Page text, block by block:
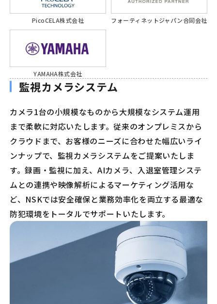
PicoCELA株式会社 フォーティネットジャパン合同会社
YAMAHA株式会社
監視カメラシステム
カメラ1台の小規模なものから大規模なシステム運用
まで柔軟に対応いたします。従来のオンプレミスから
クラウドまで、お客様のニーズに合わせた幅広いライ
ンナップで、監視カメラシステムをご提案いたしま
す。録画・監視に加え、AIカメラ、入退室管理システ
ムとの連携や映像解析によるマーケティング活用な
ど、NSKでは安全確保と業務効率化を両立する最適な
防犯環境をトータルでサポートいたします。